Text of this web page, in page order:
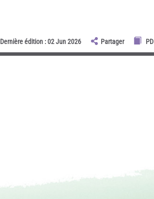
Dernière édition : 02 Jun 2026 Partager